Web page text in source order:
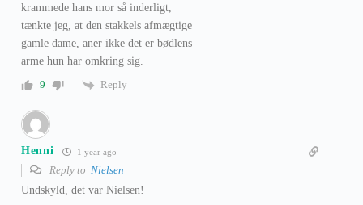
krammede hans mor så inderligt,
tænkte jeg, at den stakkels afmægtige
gamle dame, aner ikke det er bødlens
arme hun har omkring sig.
9
Reply
Henni 1 year ago
Reply to Nielsen
Undskyld, det var Nielsen!